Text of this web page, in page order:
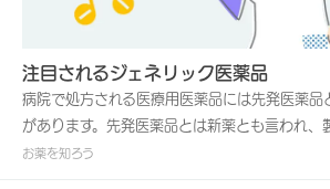
注目されるジェネリック医薬品
病院で処方される医療用医薬品には先発医薬
があります。先発医薬品とは新薬とも言われ、
有効成分などを開発したお薬のこと。この新薬
お薬を知ろう